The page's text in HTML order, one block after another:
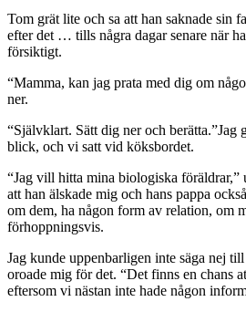
Tom grät lite och sa att han saknade sin
efter det … tills några dagar senare när
försiktigt.
“Mamma, kan jag prata med dig om
ner.
“Självklart. Sätt dig ner och berätta.”Jag
blick, och vi satt vid köksbordet.
“Jag vill hitta mina biologiska föräldrar,”
att han älskade mig och hans pappa
om dem, ha någon form av relation, om
förhoppningsvis.
Jag kunde uppenbarligen inte säga nej
oroade mig för det. “Det finns en chans
eftersom vi nästan inte hade någon